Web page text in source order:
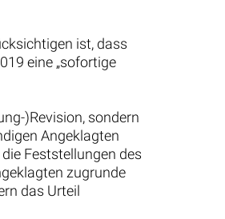
ist, dass
eine „sofortige
)Revision, sondern
Angeklagten
Feststellungen des
zugrunde
das Urteil